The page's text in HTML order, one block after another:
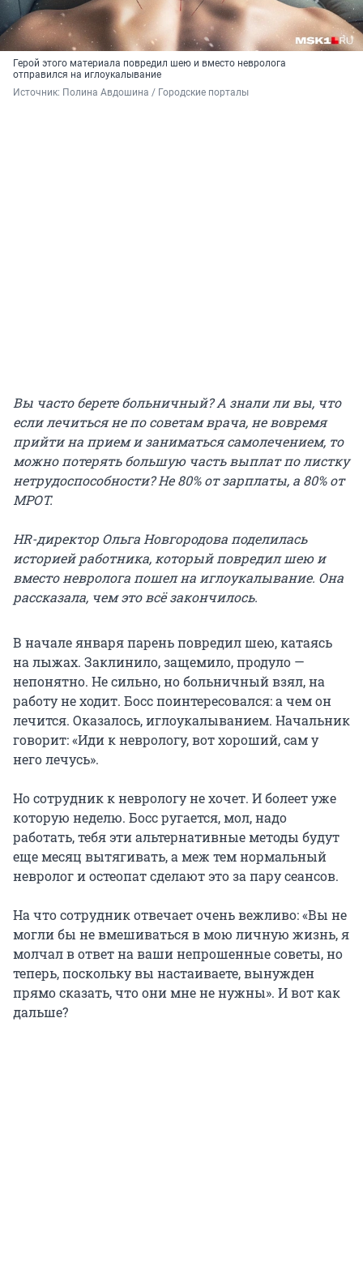
Герой этого материала повредил шею и вместо невролога
отправился на иглоукалывание
Источник: Полина Авдошина / Городские порталы
Вы часто берете больничный? А знали ли вы, что
если лечиться не по советам врача, не вовремя
прийти на прием и заниматься самолечением, то
можно потерять большую часть выплат по листку
нетрудоспособности? Не 80% от зарплаты, а 80% от
МРОТ.
HR-директор Ольга Новгородова поделилась
историей работника, который повредил шею и
вместо невролога пошел на иглоукалывание. Она
рассказала, чем это всё закончилось.
В начале января парень повредил шею, катаясь
на лыжах. Заклинило, защемило, продуло —
непонятно. Не сильно, но больничный взял, на
работу не ходит. Босс поинтересовался: а чем он
лечится. Оказалось, иглоукалыванием. Начальник
говорит: «Иди к неврологу, вот хороший, сам у
него лечусь».
Но сотрудник к неврологу не хочет. И болеет уже
которую неделю. Босс ругается, мол, надо
работать, тебя эти альтернативные методы будут
еще месяц вытягивать, а меж тем нормальный
невролог и остеопат сделают это за пару сеансов.
На что сотрудник отвечает очень вежливо: «Вы не
могли бы не вмешиваться в мою личную жизнь, я
молчал в ответ на ваши непрошенные советы, но
теперь, поскольку вы настаиваете, вынужден
прямо сказать, что они мне не нужны». И вот как
дальше?